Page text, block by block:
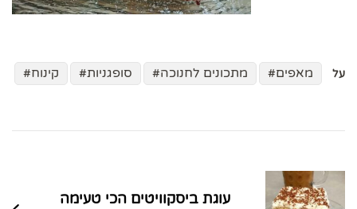
על מאפים מתכונים לחנוכה סופגניות קינוח
בפוסטים
עוגת ביסקוויטים הכי טעימה